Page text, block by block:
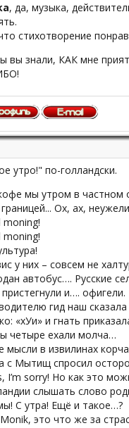
, да, музыка,
стихотворение
вы знали, КАК мне
утро!" по-голландски.
мы утром в частном
Ох, ах,
moning!
moning!
у них – совсем не
автобус…. Русские
и…. офигели.
гид наш сказала
«хУи» и гнать
четыре ехали молча…
мысли в извилинах
с Мытищ спросил
I’m sorry! Но как это
слышать слово
С утра! Ещё и такое…?
это что же за